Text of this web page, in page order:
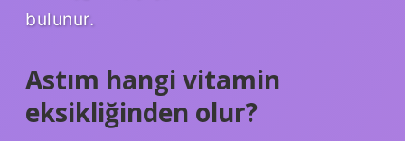
bulunur.
Astım hangi vitamin
eksikliğinden olur?